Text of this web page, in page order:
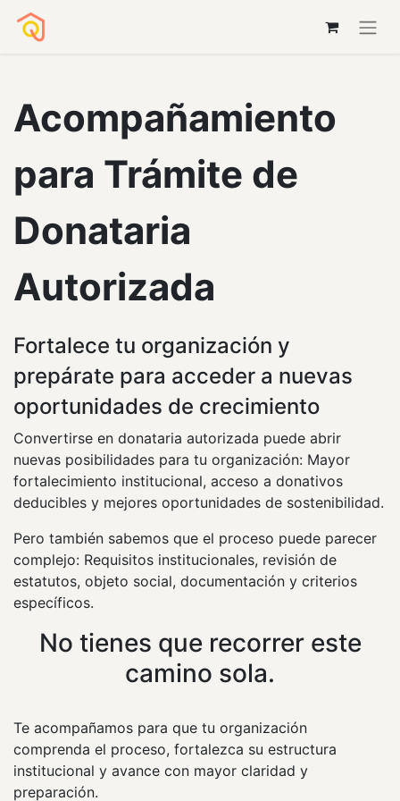
Acompañamiento
para Trámite de
Donataria
Autorizada
Fortalece tu organización y
prepárate para acceder a nuevas
oportunidades de crecimiento
Convertirse en donataria autorizada puede abrir
nuevas posibilidades para tu organización: Mayor
fortalecimiento institucional, acceso a donativos
deducibles y mejores oportunidades de sostenibilidad.
Pero también sabemos que el proceso puede parecer
complejo: Requisitos institucionales, revisión de
estatutos, objeto social, documentación y criterios
específicos.
No tienes que recorrer este
camino sola.
Te acompañamos para que tu organización
comprenda el proceso, fortalezca su estructura
institucional y avance con mayor claridad y
preparación.